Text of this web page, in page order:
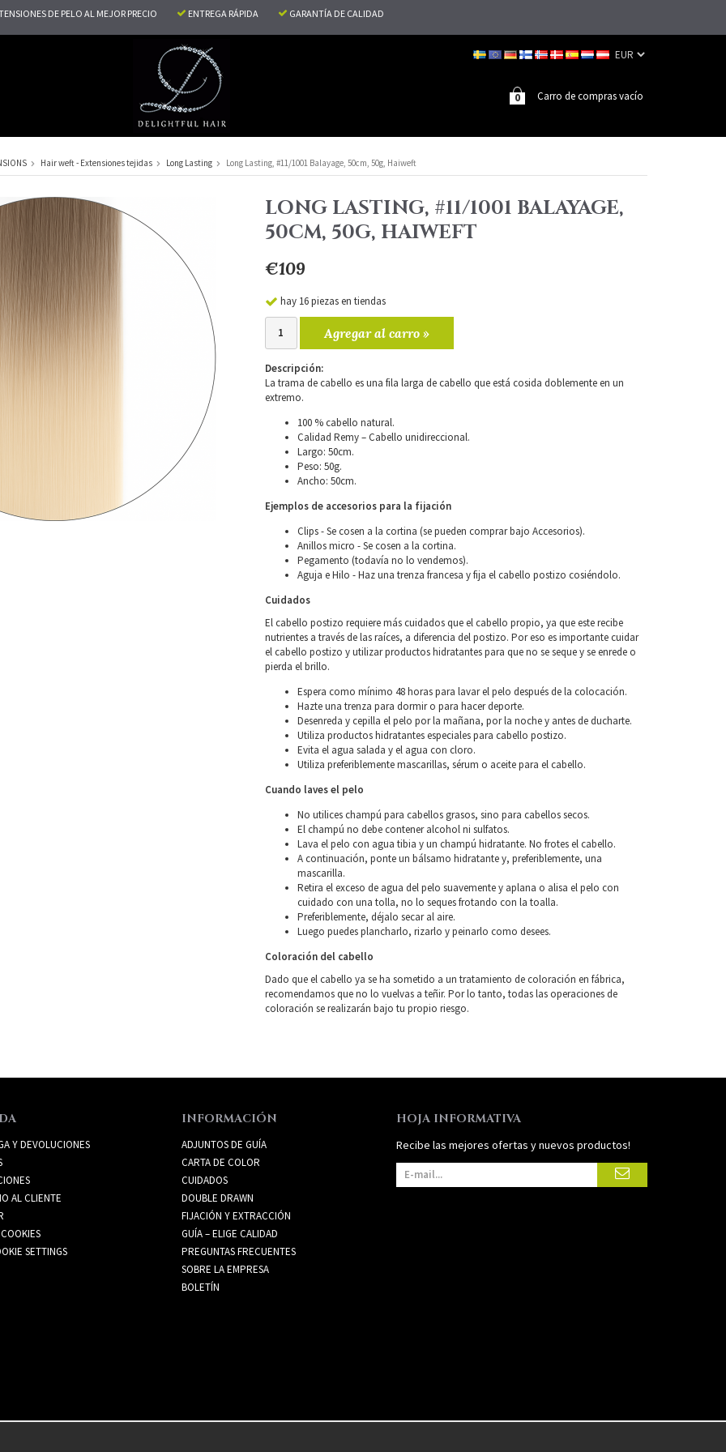
DE PELO AL MEJOR PRECIO ENTREGA RÁPIDA GARANTÍA DE CALIDAD
Carro de compras vacío
0
Hair weft - Extensiones tejidas Long Lasting Long Lasting, #11/1001 Balayage, 50cm, 50g, Haiweft
LONG LASTING, #11/1001 BALAYAGE,
50CM, 50G, HAIWEFT
€109
hay 16 piezas en tiendas
Agregar al carro »
Descripción:
La trama de cabello es una fila larga de cabello que está cosida doblemente en un
extremo.
100 % cabello natural.
Calidad Remy – Cabello unidireccional.
Largo: 50cm.
Peso: 50g.
Ancho: 50cm.
Ejemplos de accesorios para la fijación
Clips - Se cosen a la cortina (se pueden comprar bajo Accesorios).
Anillos micro - Se cosen a la cortina.
Pegamento (todavía no lo vendemos).
Aguja e Hilo - Haz una trenza francesa y fija el cabello postizo cosiéndolo.
Cuidados
El cabello postizo requiere más cuidados que el cabello propio, ya que este recibe
nutrientes a través de las raíces, a diferencia del postizo. Por eso es importante cuidar
el cabello postizo y utilizar productos hidratantes para que no se seque y se enrede o
pierda el brillo.
Espera como mínimo 48 horas para lavar el pelo después de la colocación.
Hazte una trenza para dormir o para hacer deporte.
Desenreda y cepilla el pelo por la mañana, por la noche y antes de ducharte.
Utiliza productos hidratantes especiales para cabello postizo.
Evita el agua salada y el agua con cloro.
Utiliza preferiblemente mascarillas, sérum o aceite para el cabello.
Cuando laves el pelo
No utilices champú para cabellos grasos, sino para cabellos secos.
El champú no debe contener alcohol ni sulfatos.
Lava el pelo con agua tibia y un champú hidratante. No frotes el cabello.
A continuación, ponte un bálsamo hidratante y, preferiblemente, una
mascarilla.
Retira el exceso de agua del pelo suavemente y aplana o alisa el pelo con
cuidado con una tolla, no lo seques frotando con la toalla.
Preferiblemente, déjalo secar al aire.
Luego puedes plancharlo, rizarlo y peinarlo como desees.
Coloración del cabello
Dado que el cabello ya se ha sometido a un tratamiento de coloración en fábrica,
recomendamos que no lo vuelvas a teñir. Por lo tanto, todas las operaciones de
coloración se realizarán bajo tu propio riesgo.
Y DEVOLUCIONES
AL CLIENTE
SETTINGS
INFORMACIÓN
ADJUNTOS DE GUÍA
CARTA DE COLOR
CUIDADOS
DOUBLE DRAWN
FIJACIÓN Y EXTRACCIÓN
GUÍA – ELIGE CALIDAD
PREGUNTAS FRECUENTES
SOBRE LA EMPRESA
BOLETÍN
HOJA INFORMATIVA
Recibe las mejores ofertas y nuevos productos!